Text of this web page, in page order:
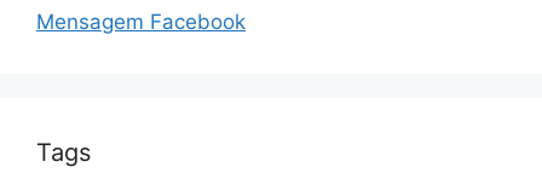
Mensagem Facebook
Tags